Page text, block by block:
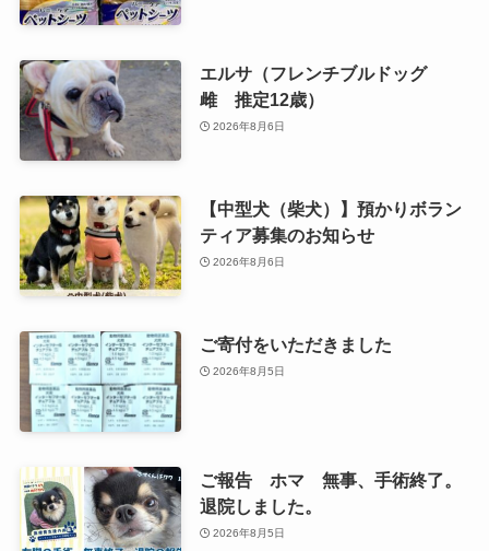
エルサ（フレンチブルドッグ
雌 推定12歳）
2026年8月6日
【中型犬（柴犬）】預かりボラン
ティア募集のお知らせ
2026年8月6日
ご寄付をいただきました
2026年8月5日
ご報告 ホマ 無事、手術終了。
退院しました。
2026年8月5日